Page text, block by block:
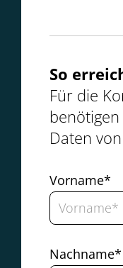
So
Für die
Daten
Vorname*
Nachname*